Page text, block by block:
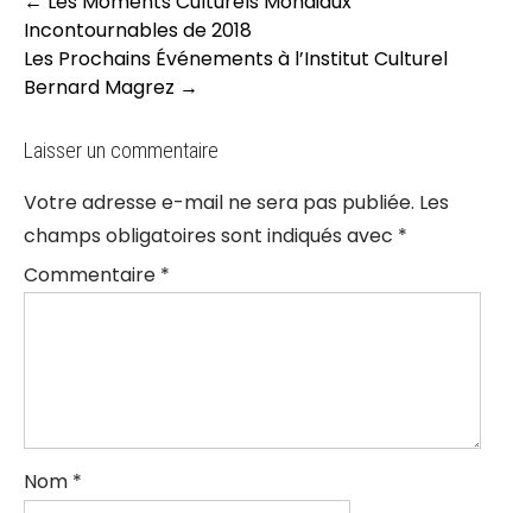
navigation
Incontournables de 2018
Les Prochains Événements à l’Institut Culturel
Bernard Magrez →
Laisser un commentaire
Votre adresse e-mail ne sera pas publiée. Les
champs obligatoires sont indiqués avec *
Commentaire *
Nom *